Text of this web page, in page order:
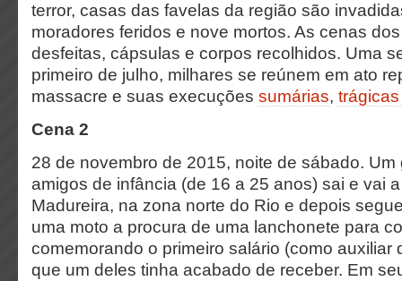
terror, casas das favelas da região são
moradores feridos e nove mortos. As cenas
desfeitas, cápsulas e corpos recolhidos. Uma
primeiro de julho, milhares se reúnem em ato
massacre e suas execuções sumárias,
Cena 2
28 de novembro de 2015, noite de sábado. Um
amigos de infância (de 16 a 25 anos) sai e vai
Madureira, na zona norte do Rio e depois
uma moto a procura de uma lanchonete para
comemorando o primeiro salário (como auxiliar
que um deles tinha acabado de receber. Em